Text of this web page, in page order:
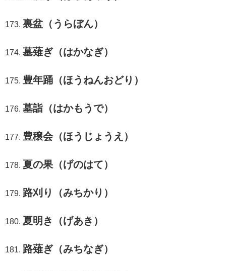
裏盆（うらぼん）
墓薙ぎ（はかなぎ）
豊年踊（ほうねんおどり）
墓詣（はかもうで）
豊穣会（ほうじょうえ）
夏の果（げのはて）
路刈り（みちかり）
夏明き（げあき）
路薙ぎ（みちなぎ）